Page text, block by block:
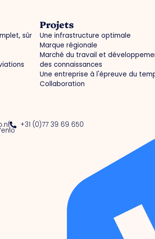
sûr
Projets
Une infrastructure optimale
Marque régionale
Marché du travail et
des connaissances
Une entreprise à l'épreuve du
Collaboration
+31 (0)77 39 69 650